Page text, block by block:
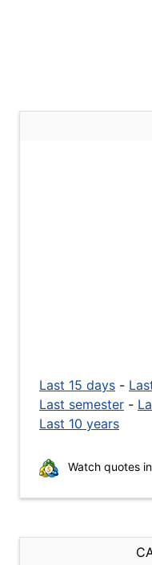
Last 15 days -
Last semester -
Last 10 years
Watch quotes in